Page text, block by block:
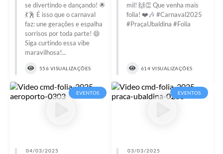
se divertindo e dançando! 🌟
💃🕺 É isso que o carnaval
faz: une gerações e espalha
sorrisos por toda parte! 😄
Siga curtindo essa vibe
maravilhosa!...
556 VISUALIZAÇÕES
mil! 🙌👏 Que venha mais
folia! ❤️🎶 #Carnaval2025
#PraçaUbaldina #Folia
614 VISUALIZAÇÕES
EVENTOS
04/03/2025
EVENTOS
03/03/2025